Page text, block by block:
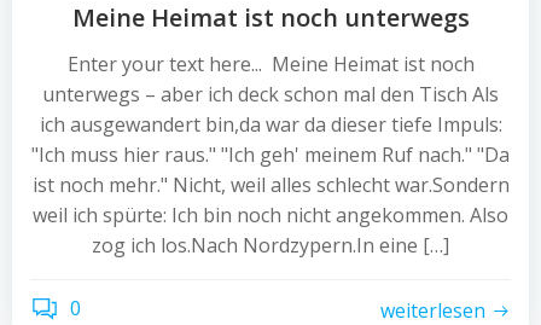
Meine Heimat ist noch unterwegs
Enter your text here... Meine Heimat ist noch
unterwegs – aber ich deck schon mal den Tisch Als
ich ausgewandert bin,da war da dieser tiefe Impuls:
"Ich muss hier raus." "Ich geh' meinem Ruf nach." "Da
ist noch mehr." Nicht, weil alles schlecht war.Sondern
weil ich spürte: Ich bin noch nicht angekommen. Also
zog ich los.Nach Nordzypern.In eine […]
0 weiterlesen